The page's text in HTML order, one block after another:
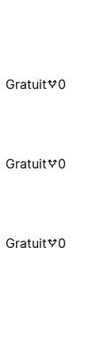
Gratuit 0
Gratuit 0
Gratuit 0